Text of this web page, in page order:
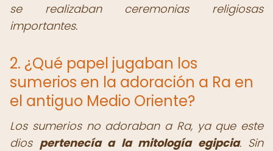
se realizaban ceremonias religiosas
importantes.
2. ¿Qué papel jugaban los
sumerios en la adoración a Ra en
el antiguo Medio Oriente?
Los sumerios no adoraban a Ra, ya que este
dios pertenecía a la mitología egipcia. Sin